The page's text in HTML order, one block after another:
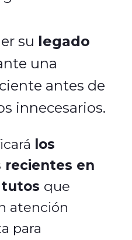
su legado
una
antes de
innecesarios.
los
recientes en
que
atención
para